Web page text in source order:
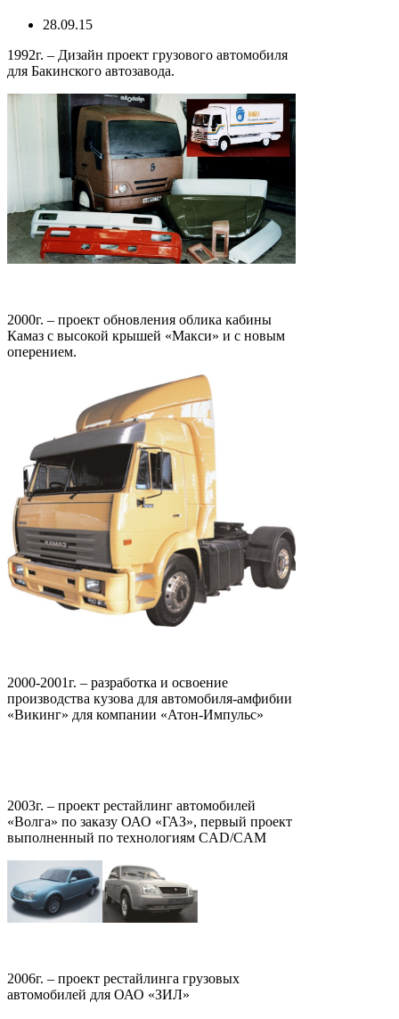
28.09.15
1992г. – Дизайн проект грузового автомобиля
для Бакинского автозавода.
2000г. – проект обновления облика кабины
Камаз с высокой крышей «Макси» и с новым
оперением.
2000-2001г. – разработка и освоение
производства кузова для автомобиля-амфибии
«Викинг» для компании «Атон-Импульс»
2003г. – проект рестайлинг автомобилей
«Волга» по заказу ОАО «ГАЗ», первый проект
выполненный по технологиям CAD/CAM
2006г. – проект рестайлинга грузовых
автомобилей для ОАО «ЗИЛ»